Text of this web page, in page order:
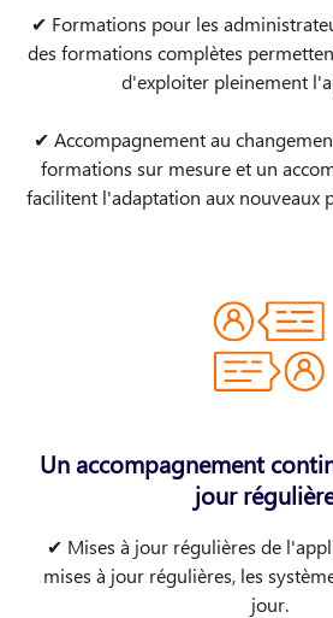
✔ Formations pour les
des formations complètes
d'exploiter pleinement
✔ Accompagnement au
formations sur mesure et un
facilitent l'adaptation aux nouveaux
Un accompagnement
jour
✔ Mises à jour régulières de
mises à jour régulières, les
jour​.